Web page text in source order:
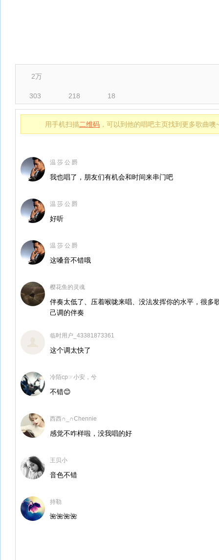
2万
303 218 18
用手机扫描二维码 ，可以到他的唱吧主页找到更多歌曲噢
温 莎 公 爵
我也唱了，朋友们有机会和时间来串门吧
温 莎 公 爵
好听
温 莎 公 爵
这嗓音不错哦
樱花鱼的灵魂
伴奏太低了、压着喉咙来唱、没法发挥你的水平，很多
己调的伴奏
临时用户_43381873361
这个调太快了
冷陌cp☞小安，兮
不错😊
西西∩_∩Chennie
感觉不咋样啦，没我唱的好
王贝小
音色不错
持勒
🌺🌺🌺🌺